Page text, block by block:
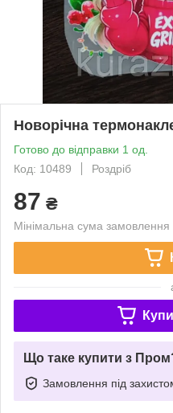
Новорічна
Готово до відправки 1 од.
Код: 10489
Роздріб
87 ₴
Мінімальна сума
Що таке купити з
Замовлення під